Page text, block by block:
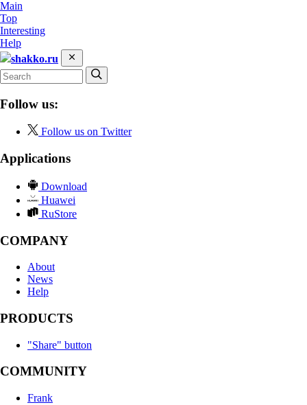
Main
Top
Interesting
Help
shakko.ru
Follow us:
Follow us on Twitter
Applications
Download
Huawei
RuStore
COMPANY
About
News
Help
PRODUCTS
"Share" button
COMMUNITY
Frank